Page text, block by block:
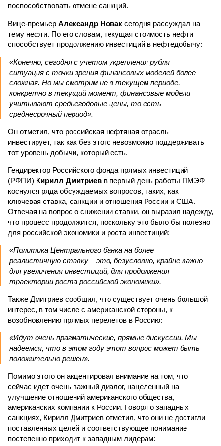
поспособствовать отмене санкций.
Вице-премьер Александр Новак сегодня рассуждал на
тему нефти. По его словам, текущая стоимость нефти
способствует продолжению инвестиций в нефтедобычу:
«Конечно, сегодня с учетом укрепления рубля
ситуация с точки зрения финансовых моделей более
сложная. Но мы смотрим не в текущем периоде,
конкретно в текущий момент, финансовые модели
учитывают среднегодовые цены, то есть
среднесрочный период».
Он отметил, что российская нефтяная отрасль
инвестирует, так как без этого невозможно поддерживать
тот уровень добычи, который есть.
Гендиректор Российского фонда прямых инвестиций
(РФПИ) Кирилл Дмитриев в первый день работы ПМЭФ
коснулся ряда обсуждаемых вопросов, таких, как
ключевая ставка, санкции и отношения России и США.
Отвечая на вопрос о снижении ставки, он выразил надежду,
что процесс продолжится, поскольку это было бы полезно
для российской экономики и роста инвестиций:
«Политика Центрального банка на более
реалистичную ставку – это, безусловно, крайне важно
для увеличения инвестиций, для продолжения
траектории роста российской экономики».
Также Дмитриев сообщил, что существует очень большой
интерес, в том числе с американской стороны, к
возобновлению прямых перелетов в Россию:
«Идут очень прагматические, прямые дискуссии. Мы
надеемся, что в этом году этот вопрос может быть
положительно решен».
Помимо этого он акцентировал внимание на том, что
сейчас идет очень важный диалог, нацеленный на
улучшение отношений американского общества,
американских компаний к России. Говоря о западных
санкциях, Кирилл Дмитриев отметил, что они не достигли
поставленных целей и соответствующее понимание
постепенно приходит к западным лидерам: